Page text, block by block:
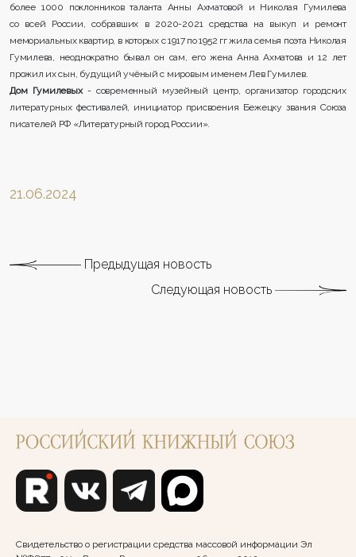
более 1000 поклонников таланта Анны Ахматовой и Николая Гумилева
со всей России, собравших в 2020-2021 средства на выкуп и ремонт
мемориальных квартир, в которых с 1917 по 1952 гг жила семья поэта Николая
Гумилева, неоднократно бывал он сам, его жена Анна Ахматова и 12 лет
прожил их сын, будущий учёный с мировым именем Лев Гумилев.
Дом Гумилевых- современный музейный центр, организатор городских
литературных фестивалей, инициатор присвоения Бежецку звания Союза
писателей РФ «Литературный город России».
21.06.2024
Предыдущая новость
Следующая новость
Свидетельство о регистрации средства массовой информации Эл